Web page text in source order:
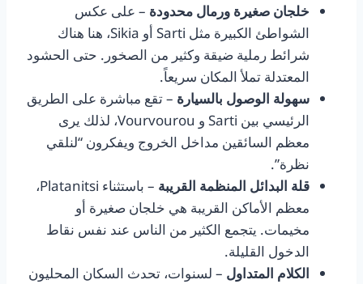
خلجان صغيرة ورمال محدودة – على عكس
الشواطئ الكبيرة مثل Sarti أو Sikia، هنا هناك
شرائط رملية ضيقة وكثير من الصخور. حتى الحشود
المعتدلة تملأ المكان سريعاً.
سهولة الوصول بالسيارة – تقع مباشرة على الطريق
الرئيسي بين Sarti و Vourvourou، لذلك يرى
معظم السائقين مداخل الخروج ويفكرون “لنلقي
نظرة”.
قلة البدائل المنظمة القريبة
– باستثناء Platanitsi،
معظم الأماكن القريبة هي خلجان صغيرة أو
مخيمات. يتجمع الكثير من الناس عند نفس نقاط
الدخول القليلة.
الكلام المتداول – لسنوات، تحدث السكان المحليون